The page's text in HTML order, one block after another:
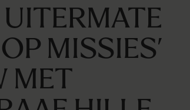
UITERMATE
MISSIES’
MET